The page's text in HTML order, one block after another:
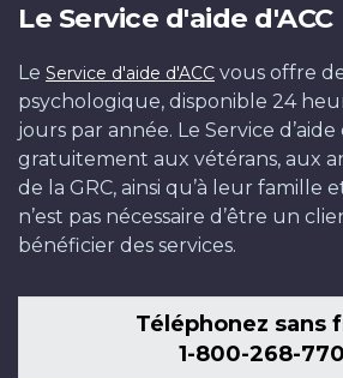
Le Service d'aide d'ACC
Le Service d'aide d'ACC vous offre
psychologique, disponible 24
jours par année. Le Service d’aide
gratuitement aux vétérans, aux
de la GRC, ainsi qu’à leur famille
n’est pas nécessaire d’être un
bénéficier des services.
Téléphonez sans
1-800-268-